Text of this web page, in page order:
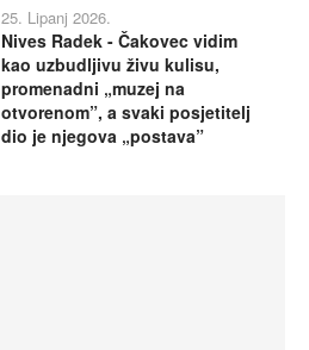
25. Lipanj 2026.
Nives Radek - Čakovec vidim
kao uzbudljivu živu kulisu,
promenadni „muzej na
otvorenom”, a svaki posjetitelj
dio je njegova „postava”